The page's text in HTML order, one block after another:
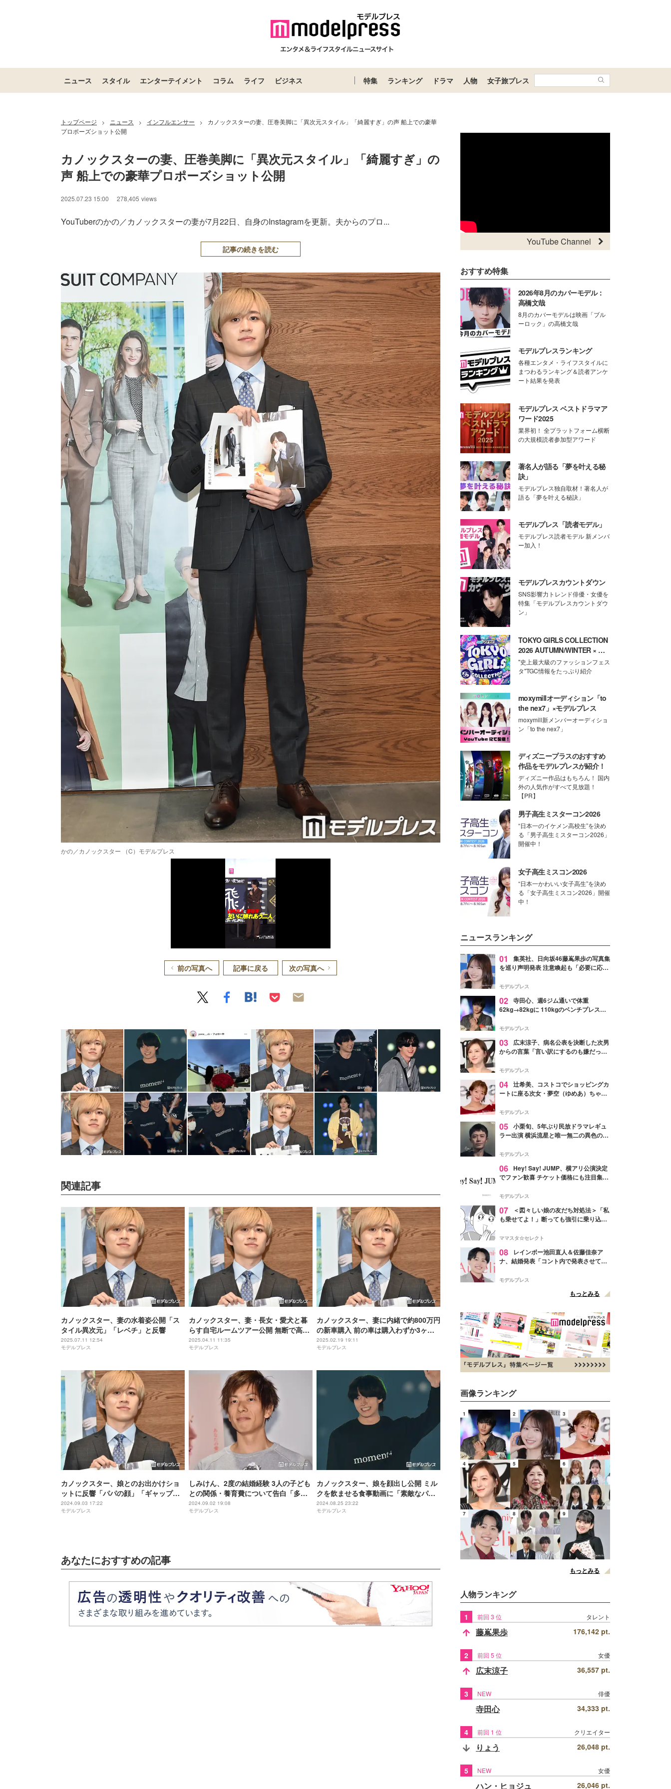
ニュース スタイル エンターテイメント コラム ライフ ビジネス 特集 ランキング ドラマ 人物 女子旅プレス
トップページ > ニュース > インフルエンサー >
カノックスターの妻、圧巻美脚に「異次元スタイル」「綺麗すぎ」の声 船上での豪華
プロポーズショット公開
カノックスターの妻、圧巻美脚に「異次元スタイル」「綺麗すぎ」の
声 船上での豪華プロポーズショット公開
2025.07.23 15:00 278,405 views
YouTuberのかの／カノックスターの妻が7月22日、自身のInstagramを更新。夫からのプロ...
記事の続きを読む
かの／カノックスター （C）モデルプレス
前の写真へ 記事に戻る 次の写真へ
関連記事
カノックスター、妻の水着姿公開「ス
タイル異次元」「レベチ」と反響
2025.07.11 12:54
モデルプレス
カノックスター、妻・長女・愛犬と暮
らす自宅ルームツアー公開 無断で高級
家具購入「生活感溢れてて安心」「面
白すぎ」と反響
2025.04.11 11:35
モデルプレス
カノックスター、妻に内緒で約800万円
の新車購入 前の車は購入わずか3ヶ月
で売却
2025.02.19 19:11
モデルプレス
カノックスター、娘とのお出かけショ
ットに反響「パパの顔」「ギャップ感
じる」
2024.09.03 17:22
モデルプレス
しみけん、2度の結婚経験 3人の子ども
との関係・養育費について告白「多感
な時期だからどういうイメージを持つ
のか」
2024.09.02 19:08
モデルプレス
カノックスター、娘を顔出し公開 ミル
クを飲ませる食事動画に「素敵なパ
パ」「家族愛が伝わる」と反響
2024.08.25 23:22
モデルプレス
あなたにおすすめの記事
YouTube Channel
おすすめ特集
2026年8月のカバーモデル：
高橋文哉
8月のカバーモデルは映画「ブル
ーロック」の高橋文哉
モデルプレスランキング
各種エンタメ・ライフスタイルに
まつわるランキング＆読者アンケ
ート結果を発表
モデルプレス ベストドラマア
ワード2025
業界初！ 全プラットフォーム横断
の大規模読者参加型アワード
著名人が語る「夢を叶える秘
訣」
モデルプレス独自取材！著名人が
語る「夢を叶える秘訣」
モデルプレス「読者モデル」
モデルプレス読者モデル 新メンバ
ー加入！
モデルプレスカウントダウン
SNS影響力トレンド俳優・女優を
特集「モデルプレスカウントダウ
ン」
TOKYO GIRLS COLLECTION
2026 AUTUMN/WINTER × モ
デルプレス
"史上最大級のファッションフェス
タ"TGC情報をたっぷり紹介
moxymillオーディション「to
the nex7」×モデルプレス
moxymill新メンバーオーディショ
ン「to the nex7」
ディズニープラスのおすすめ
作品をモデルプレスが紹介！
ディズニー作品はもちろん！ 国内
外の人気作がすべて見放題！
【PR】
男子高生ミスターコン2026
“日本一のイケメン高校生”を決め
る「男子高生ミスターコン2026」
開催中！
女子高生ミスコン2026
“日本一かわいい女子高生”を決め
る「女子高生ミスコン2026」開催
中！
ニュースランキング
01
集英社、日向坂46藤嶌果歩の写真集
を巡り声明発表 注意喚起も「必要に応じ
モデルプレス
02 寺田心、週6ジム通いで体重
62kg→82kgに 110kgのベンチプレス持
「かっこいい」と反響
モデルプレス
03
広末涼子、病名公表を決断した次男
からの言葉「言い訳にするのも嫌だっ
モデルプレス
04 辻希美、コストコでショッピングカ
ートに座る次女・夢空（ゆめあ）ちゃん
ぎ」「成長を感じる」の声
モデルプレス
05 小栗旬、5年ぶり民放ドラマレギュ
ラー出演 横浜流星と唯一無二の異色のバ
モデルプレス
06 Hey! Say! JUMP、横アリ公演決定
でファン歓喜 チケット価格にも注目集ま
モデルプレス
07
＜図々しい娘の友だち対処法＞「私
も乗せてよ！」断っても強引に乗り込ん
ママスタ☆セレクト
08
レインボー池田直人＆佐藤佳奈ア
ナ、結婚発表「コント内で発表させてい
点変更のため
モデルプレス
もっとみる
画像ランキング
1 2 3
4 5 6
7 8 9
もっとみる
人物ランキング
1 前回 3 位 タレント
藤嶌果歩 176,142 pt.
2 前回 5 位 女優
広末涼子 36,557 pt.
3 NEW 俳優
寺田心 34,333 pt.
4 前回 1 位 クリエイター
りょう 26,048 pt.
5 NEW 女優
ハン・ヒョジュ 26,046 pt.